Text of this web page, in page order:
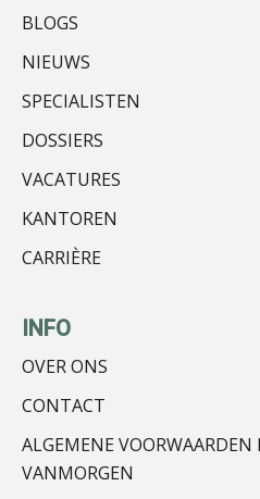
BLOGS
NIEUWS
SPECIALISTEN
DOSSIERS
VACATURES
KANTOREN
CARRIÈRE
INFO
OVER ONS
CONTACT
ALGEMENE VOORWAARDEN
VANMORGEN